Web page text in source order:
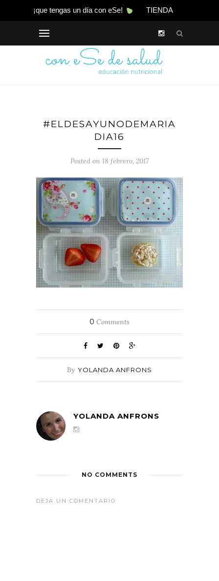
¡que tengas un día con eSe! TIENDA
#ELDESAYUNODEMARIA
DIA16
Posted on 18 febrero, 2017
0 Comments
By YOLANDA ANFRONS
YOLANDA ANFRONS
NO COMMENTS
DEJA UN COMENTARIO